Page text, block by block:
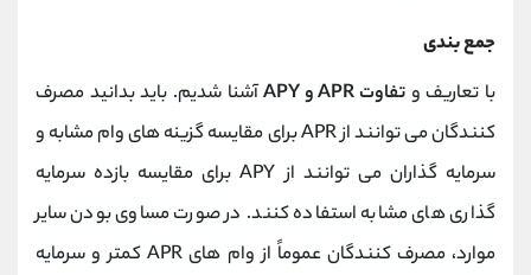
جمع بندی
با تعاریف و تفاوت APR و APY
آشنا شدیم. باید بدانید مصرف
کنندگان می توانند از APR برای مقایسه گزینه های وام مشابه و
سرمایه گذاران می توانند از APY برای مقایسه بازده سرمایه
گذاری های مشابه استفاده کنند. در صورت مساوی بودن سایر
موارد، مصرف کنندگان عموماً از وام های APR کمتر و سرمایه